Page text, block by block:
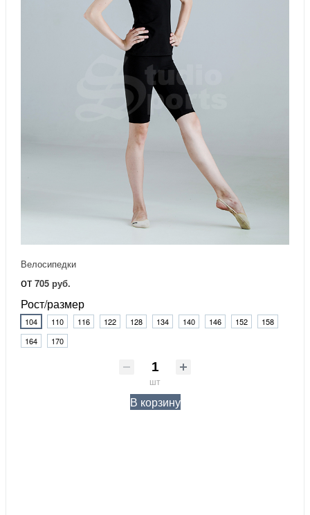
Велосипедки
от 705 руб.
Рост/размер
104 110 116 122 128 134 140 146 152
158
164
170
шт
В корзину